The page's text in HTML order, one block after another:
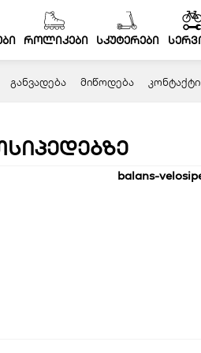
როლიკები სკუტერები
ᲒᲐᲜᲕᲐᲓᲔᲑᲐ ᲛᲘᲬᲝᲓᲔᲑᲐ ᲙᲝᲜᲢᲐᲥᲢᲘ